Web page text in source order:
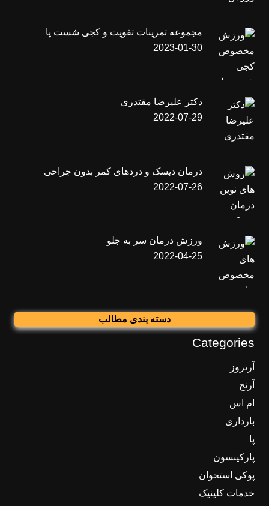
مجموعه تمرینات تقویت و کجی شست پا
2023-01-30
دکتر علیرضا مقتدری
2022-07-29
درمان دیسک و دردهای کمر بدون جراحی
2022-07-26
ورزش درمان سر به جلو
2022-04-25
دسته بندی مطالب
Categories
آرتروز
آرنج
ام اس
بارداری
پا
پارکینسون
پوکی استخوان
خدمات کلینیک